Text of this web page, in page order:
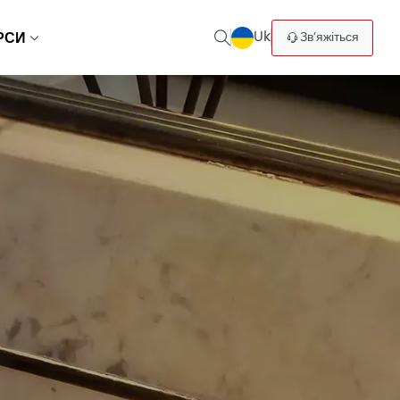
Uk Зв’яжіться